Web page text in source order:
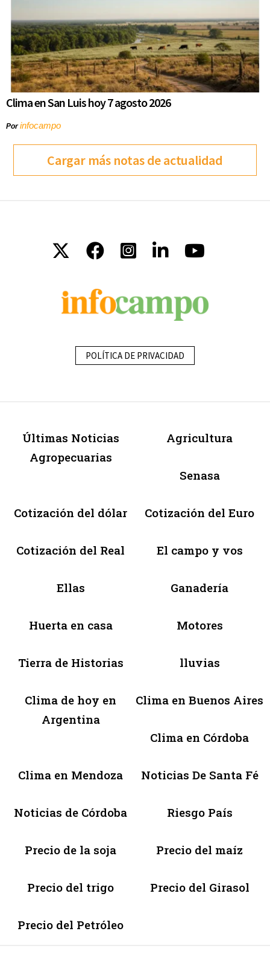
Clima en San Luis hoy 7 agosto 2026
Porinfocampo
Cargar más notas de actualidad
POLÍTICA DE PRIVACIDAD
Últimas Noticias
Agropecuarias
Agricultura
Senasa
Cotización del dólar Cotización del Euro
Cotización del Real El campo y vos
Ellas Ganadería
Huerta en casa Motores
Tierra de Historias lluvias
Clima de hoy en
Argentina
Clima en Buenos Aires
Clima en Córdoba
Clima en Mendoza Noticias De Santa Fé
Noticias de Córdoba Riesgo País
Precio de la soja Precio del maíz
Precio del trigo Precio del Girasol
Precio del Petróleo